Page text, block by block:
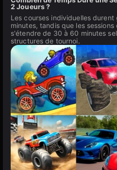
2 Joueurs ?
Les courses individuelles durent
minutes, tandis que les
s'étendre de 30 à 60 minutes
structures de tournoi.